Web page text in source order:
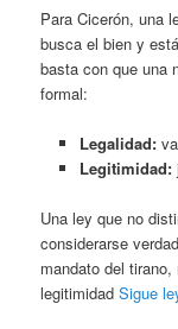
Para Cicerón, una
busca el bien y
basta con que una
formal:
Legalidad:
Legitimidad:
Una ley que no
considerarse
mandato del
legitimidadSigue